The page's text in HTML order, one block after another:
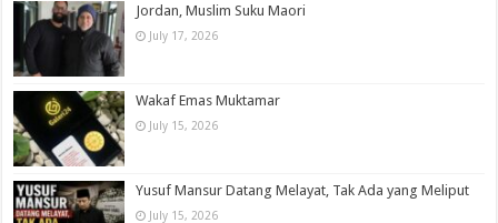
Jordan, Muslim Suku Maori
July 17, 2026
Wakaf Emas Muktamar
July 15, 2026
Yusuf Mansur Datang Melayat, Tak Ada yang Meliput
July 15, 2026